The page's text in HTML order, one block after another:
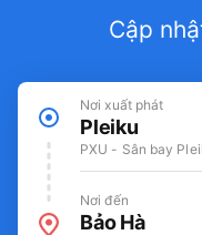
Cập
Nơi xuất phát
Pleiku
PXU - Sân bay
Nơi đến
Bảo Hà